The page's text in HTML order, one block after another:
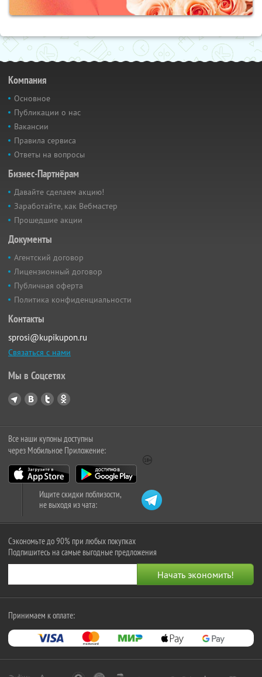
Компания
Основное
Публикации о нас
Вакансии
Правила сервиса
Ответы на вопросы
Бизнес-Партнёрам
Давайте сделаем акцию!
Заработайте, как Вебмастер
Прошедшие акции
Документы
Агентский договор
Лицензионный договор
Публичная оферта
Политика конфиденциальности
Контакты
sprosi@kupikupon.ru
Связаться с нами
Мы в Соцсетях
Все наши купоны доступны
через Мобильное Приложение:
Ищите скидки поблизости,
не выходя из чата:
Сэкономьте до 90% при любых покупках
Подпишитесь на самые выгодные предложения
Принимаем к оплате: